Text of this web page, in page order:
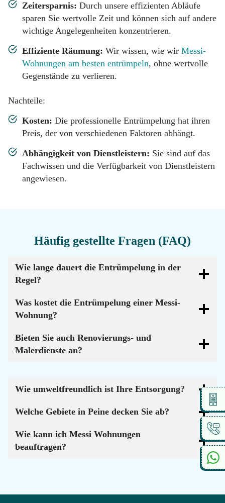
Zeitersparnis: Durch unsere effizienten Abläufe
sparen Sie wertvolle Zeit und können sich auf andere
wichtige Angelegenheiten konzentrieren.
Effiziente Räumung: Wir wissen, wie wir Messi-
Wohnungen am besten entrümpeln, ohne wertvolle
Gegenstände zu verlieren.
Nachteile:
Kosten: Die professionelle Entrümpelung hat ihren
Preis, der von verschiedenen Faktoren abhängt.
Abhängigkeit von Dienstleistern: Sie sind auf das
Fachwissen und die Verfügbarkeit von Dienstleistern
angewiesen.
Häufig gestellte Fragen (FAQ)
Wie lange dauert die Entrümpelung in der
Regel?
Was kostet die Entrümpelung einer Messi-
Wohnung?
Bieten Sie auch Renovierungs- und
Malerdienste an?
Wie umweltfreundlich ist Ihre Entsorgung?
Welche Gebiete in Peine decken Sie ab?
Wie kann ich Messi Wohnungen
beauftragen?